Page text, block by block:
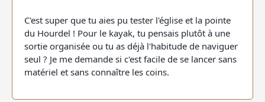
C'est super que tu aies pu tester l'église et la pointe
du Hourdel ! Pour le kayak, tu pensais plutôt à une
sortie organisée ou tu as déjà l'habitude de naviguer
seul ? Je me demande si c'est facile de se lancer sans
matériel et sans connaître les coins.